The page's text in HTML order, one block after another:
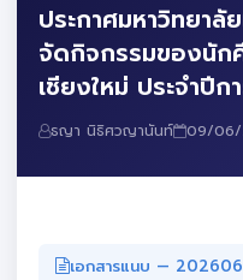
ประกาศมหาวิทยาลั
จัดกิจกรรมของนัก
เชียงใหม่ ประจำปี
ธญา นิธิศวญานันท์ 09/06/
เอกสารแนบ —